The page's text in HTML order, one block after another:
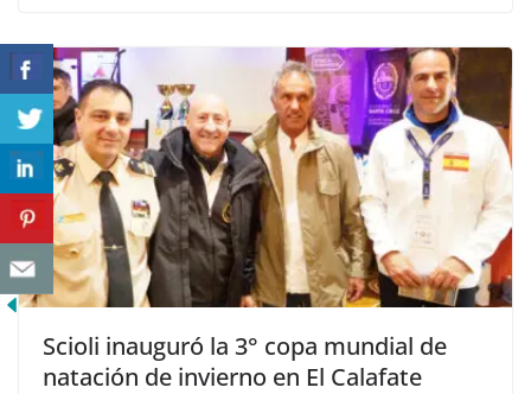
Scioli inauguró la 3° copa mundial de
natación de invierno en El Calafate